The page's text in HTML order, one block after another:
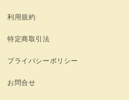
利用規約
特定商取引法
プライバシーポリシー
お問合せ